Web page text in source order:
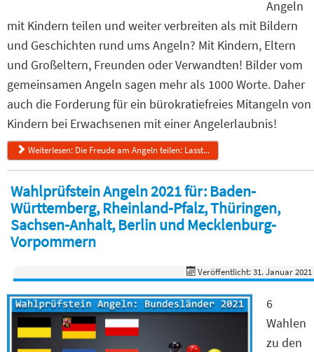
Angeln
mit Kindern teilen und weiter verbreiten als mit Bildern
und Geschichten rund ums Angeln? Mit Kindern, Eltern
und Großeltern, Freunden oder Verwandten! Bilder vom
gemeinsamen Angeln sagen mehr als 1000 Worte. Daher
auch die Forderung für ein bürokratiefreies Mitangeln von
Kindern bei Erwachsenen mit einer Angelerlaubnis!
Weiterlesen: Die Freude am Angeln teilen: Lasst...
Wahlprüfstein Angeln 2021 für: Baden-
Württemberg, Rheinland-Pfalz, Thüringen,
Sachsen-Anhalt, Berlin und Mecklenburg-
Vorpommern
Veröffentlicht: 31. Januar 2021
6
Wahlen
zu den